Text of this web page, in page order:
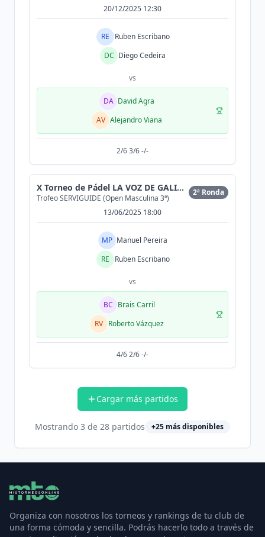
20/12/2025 12:30
RE
Ruben Escribano
DC Diego Cedeira
vs
DA David Agra
AV Alejandro Viana
2/6 3/6 -/-
X Torneo de Pádel LA VOZ DE GALICIA
Trofeo SERVIGUIDE (Open Masculina 3ª)
2ª Ronda
13/06/2025 18:00
MP Manuel Pereira
RE
Ruben Escribano
vs
BC Brais Carril
RV Roberto Vázquez
4/6 2/6 -/-
Cargar más partidos
Mostrando 3 de 28 partidos +25 más disponibles
Organiza con nosotros los torneos y rankings de tu club de
una forma cómoda y sencilla. Podrás hacerlo todo a través de